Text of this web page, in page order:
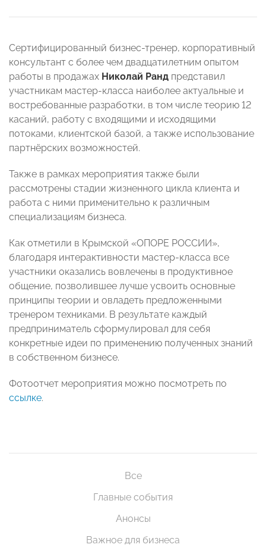
Сертифицированный бизнес-тренер, корпоративный
консультант с более чем двадцатилетним опытом
работы в продажах Николай Ранд представил
участникам мастер-класса наиболее актуальные и
востребованные разработки, в том числе теорию 12
касаний, работу с входящими и исходящими
потоками, клиентской базой, а также использование
партнёрских возможностей.
Также в рамках мероприятия также были
рассмотрены стадии жизненного цикла клиента и
работа с ними применительно к различным
специализациям бизнеса.
Как отметили в Крымской «ОПОРЕ РОССИИ»,
благодаря интерактивности мастер-класса все
участники оказались вовлечены в продуктивное
общение, позволившее лучше усвоить основные
принципы теории и овладеть предложенными
тренером техниками. В результате каждый
предприниматель сформулировал для себя
конкретные идеи по применению полученных знаний
в собственном бизнесе.
Фотоотчет мероприятия можно посмотреть по
ссылке.
Все
Главные события
Анонсы
Важное для бизнеса